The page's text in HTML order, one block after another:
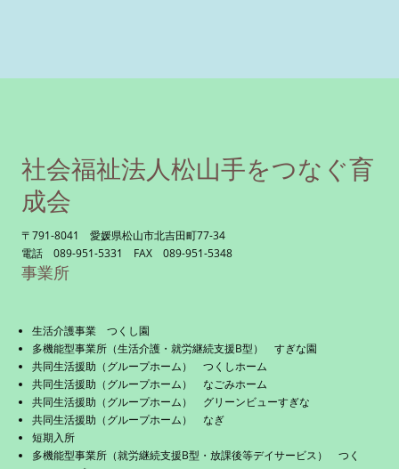
社会福祉法人松山手をつなぐ育
成会
〒791-8041 愛媛県松山市北吉田町77-34
電話 089-951-5331 FAX 089-951-5348
事業所
生活介護事業 つくし園
多機能型事業所（生活介護・就労継続支援B型） すぎな園
共同生活援助（グループホーム） つくしホーム
共同生活援助（グループホーム） なごみホーム
共同生活援助（グループホーム） グリーンビューすぎな
共同生活援助（グループホーム） なぎ
短期入所
多機能型事業所（就労継続支援B型・放課後等デイサービス） つく